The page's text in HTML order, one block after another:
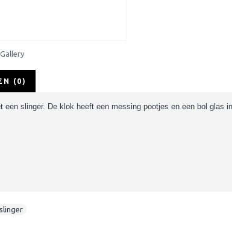
(0)
een slinger. De klok heeft een messing pootjes en een bol glas
slinger